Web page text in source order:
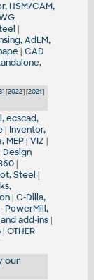
HSM/CAM,
|
AdLM,
| CAD
] [2022] [2021]
ecscad,
| Inventor,
MEP| VIZ|
Design
|
Steel |
| C-Dilla,
PowerMill,
add-ins|
| OTHER
our